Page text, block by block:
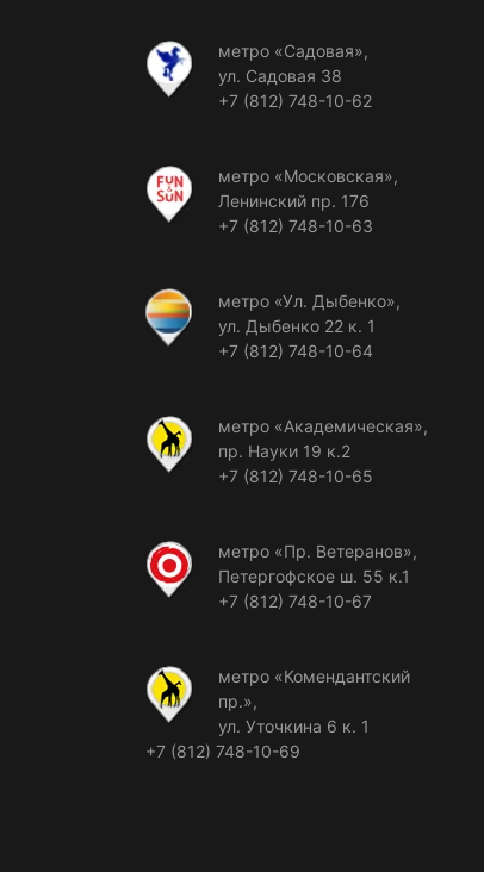
метро «Садовая»,
ул. Садовая 38
+7 (812) 748-10-62
метро «Московская»,
Ленинский пр. 176
+7 (812) 748-10-63
метро «Ул. Дыбенко»,
ул. Дыбенко 22 к. 1
+7 (812) 748-10-64
метро «Академическая»,
пр. Науки 19 к.2
+7 (812) 748-10-65
метро «Пр. Ветеранов»,
Петергофское ш. 55 к.1
+7 (812) 748-10-67
метро «Комендантский
пр.»,
ул. Уточкина 6 к. 1
+7 (812) 748-10-69